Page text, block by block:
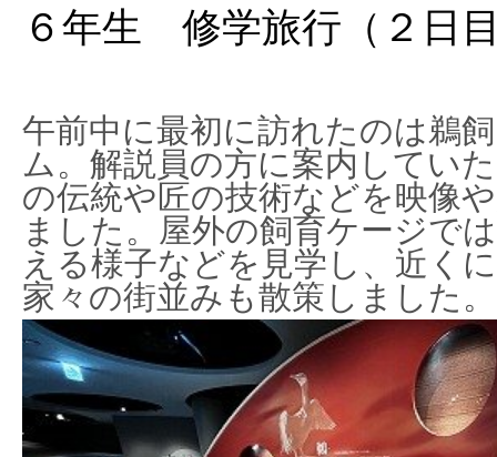
６年生 修学旅行（２日
午前中に最初に訪れたのは鵜
ム。解説員の方に案内してい
の伝統や匠の技術などを映像
ました。屋外の飼育ケージで
える様子などを見学し、近く
家々の街並みも散策しました。